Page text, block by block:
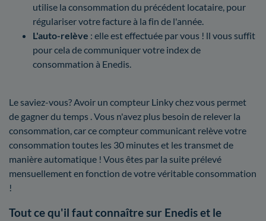
utilise la consommation du précédent locataire, pour
régulariser votre facture à la fin de l'année.
L'auto-relève : elle est effectuée par vous ! ll vous suffit
pour cela de communiquer votre index de
consommation à Enedis.
Le saviez-vous? Avoir un compteur Linky chez vous permet
de gagner du temps . Vous n'avez plus besoin de relever la
consommation, car ce compteur communicant relève votre
consommation toutes les 30 minutes et les transmet de
manière automatique ! Vous êtes par la suite prélevé
mensuellement en fonction de votre véritable consommation
!
Tout ce qu'il faut connaître sur Enedis et le